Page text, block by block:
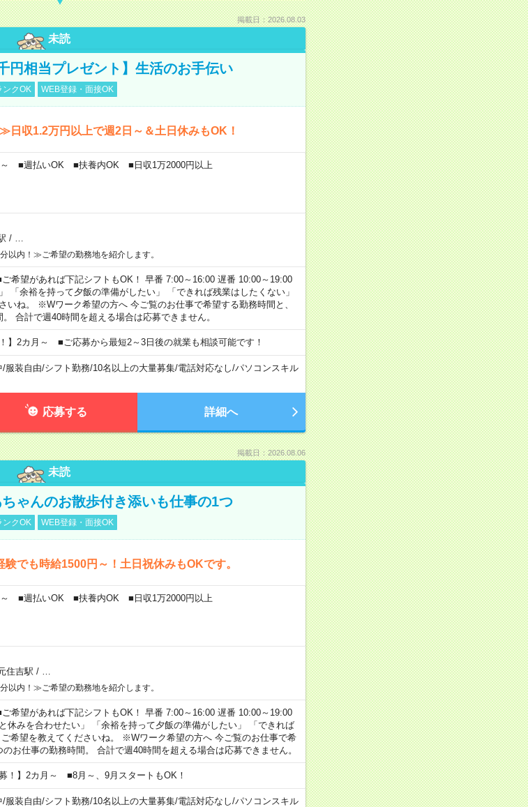
掲載日：2026.08.03
未読
円相当プレゼント】生活のお手伝い
ンクOK WEB登録・面接OK
収1.2万円以上で週2日～＆土日休みもOK！
～ ■週払いOK ■扶養内OK ■日収1万2000円以上
/
以内！≫ご希望の勤務地を紹介します。
希望があれば下記シフトもOK！ 早番 7:00～16:00 遅番 10:00～19:00
「余裕を持って夕飯の準備がしたい」 「できれば残業はしたくない」
いね。 ※Wワーク希望の方へ 今ご覧のお仕事で希望する勤務時間と、
合計で週40時間を超える場合は応募できません。
】2カ月～ ■ご応募から最短2～3日後の就業も相談可能です！
/服装自由/シフト勤務/10名以上の大量募集/電話対応なし/パソコンスキル
応募する 詳細へ
掲載日：2026.08.06
未読
ゃんのお散歩付き添いも仕事の1つ
ンクOK WEB登録・面接OK
でも時給1500円～！土日祝休みもOKです。
～ ■週払いOK ■扶養内OK ■日収1万2000円以上
住吉駅 /
以内！≫ご希望の勤務地を紹介します。
希望があれば下記シフトもOK！ 早番 7:00～16:00 遅番 10:00～19:00
休みを合わせたい」 「余裕を持って夕飯の準備がしたい」 「できれば
希望を教えてくださいね。 ※Wワーク希望の方へ 今ご覧のお仕事で希
お仕事の勤務時間。 合計で週40時間を超える場合は応募できません。
！】2カ月～ ■8月～、9月スタートもOK！
/服装自由/シフト勤務/10名以上の大量募集/電話対応なし/パソコンスキル